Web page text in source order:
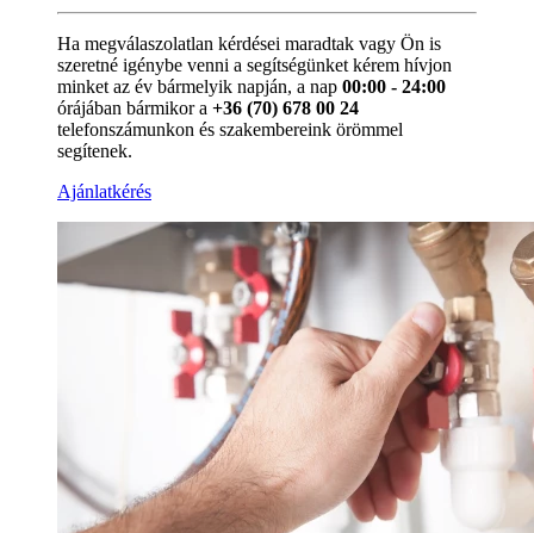
Ha megválaszolatlan kérdései maradtak vagy Ön is
szeretné igénybe venni a segítségünket kérem hívjon
minket az év bármelyik napján, a nap 00:00 - 24:00
órájában bármikor a +36 (70) 678 00 24
telefonszámunkon és szakembereink örömmel
segítenek.
Ajánlatkérés